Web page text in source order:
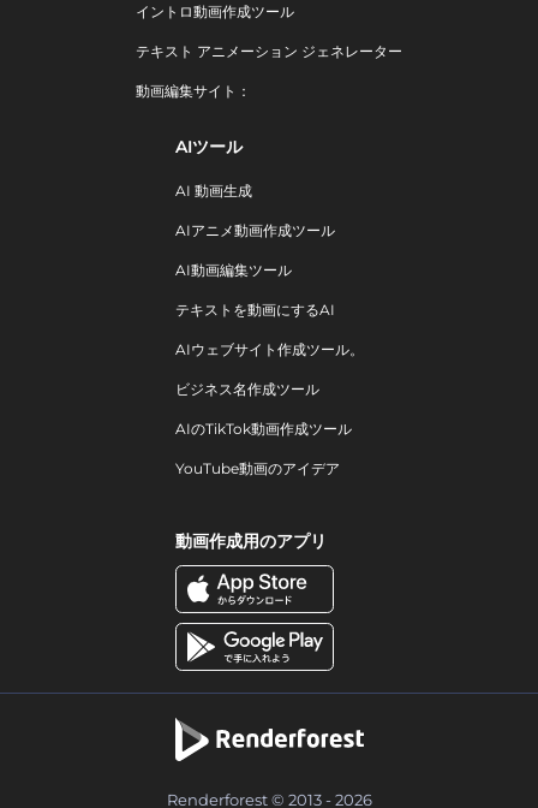
イントロ動画作成ツール
テキスト アニメーション ジェネレーター
動画編集サイト：
AIツール
AI 動画生成
AIアニメ動画作成ツール
AI動画編集ツール
テキストを動画にするAI
AIウェブサイト作成ツール。
ビジネス名作成ツール
AIのTikTok動画作成ツール
YouTube動画のアイデア
動画作成用のアプリ
Renderforest © 2013 - 2026